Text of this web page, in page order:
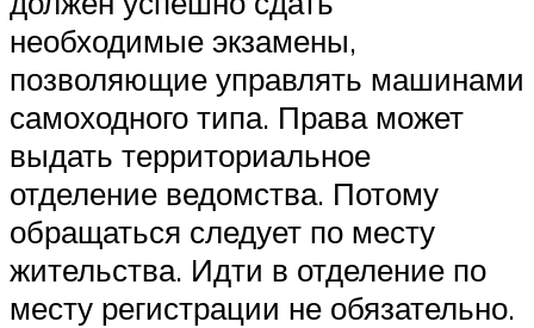
необходимые экзамены,
позволяющие управлять машинами
самоходного типа. Права может
выдать территориальное
отделение ведомства. Потому
обращаться следует по месту
жительства. Идти в отделение по
месту регистрации не обязательно.